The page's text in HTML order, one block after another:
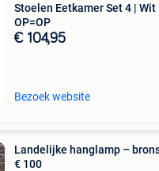
Stoelen Eetkamer Set 4 | Wit
OP=OP
€ 104,95
Bezoek website
Landelijke hanglamp –
€ 100